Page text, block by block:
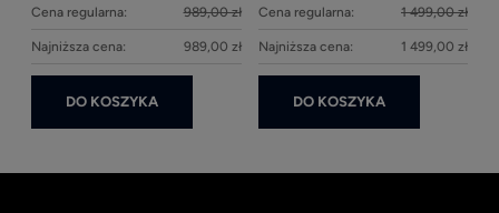
Cena regularna: 989,00 zł
Najniższa cena: 989,00 zł
DO KOSZYKA
Cena regularna: 1 499,00 zł
Najniższa cena: 1 499,00 zł
DO KOSZYKA